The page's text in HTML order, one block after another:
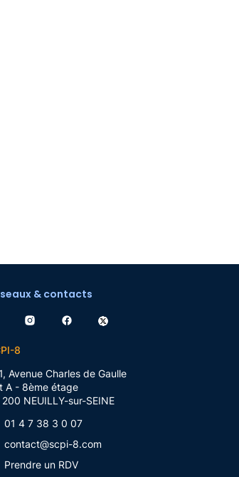
& contacts
8
Avenue Charles de Gaulle
A - 8ème étage
200 NEUILLY-sur-SEINE
01 4 7 38 3 0 07
contact@scpi-8.com
Prendre un RDV